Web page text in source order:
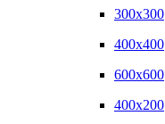
300x300
400x400
600x600
400x200